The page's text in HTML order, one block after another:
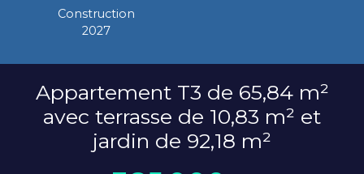
Construction
2027
Appartement T3 de 65,84 m²
avec terrasse de 10,83 m² et
jardin de 92,18 m²